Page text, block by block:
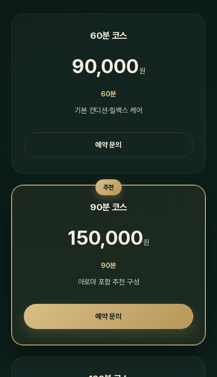
60분 코스
90,000원
60분
기본 컨디션·릴랙스 케어
예약 문의
추천
90분 코스
150,000원
90분
아로마 포함 추천 구성
예약 문의